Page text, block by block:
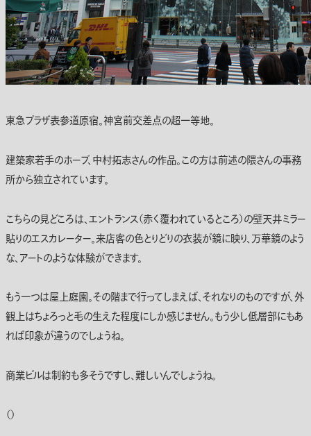
東急プラザ表参道原宿。神宮前交差点の超一等地。
建築家若手のホープ、中村拓志さんの作品。この方は前述の隈さんの事務
所から独立されています。
こちらの見どころは、エントランス（赤く覆われているところ）の壁天井ミラー
貼りのエスカレーター。来店客の色とりどりの衣装が鏡に映り、万華鏡のよう
な、アートのような体験ができます。
もう一つは屋上庭園。その階まで行ってしまえば、それなりのものですが、外
観上はちょろっと毛の生えた程度にしか感じません。もう少し低層部にもあ
れば印象が違うのでしょうね。
商業ビルは制約も多そうですし、難しいんでしょうね。
（）